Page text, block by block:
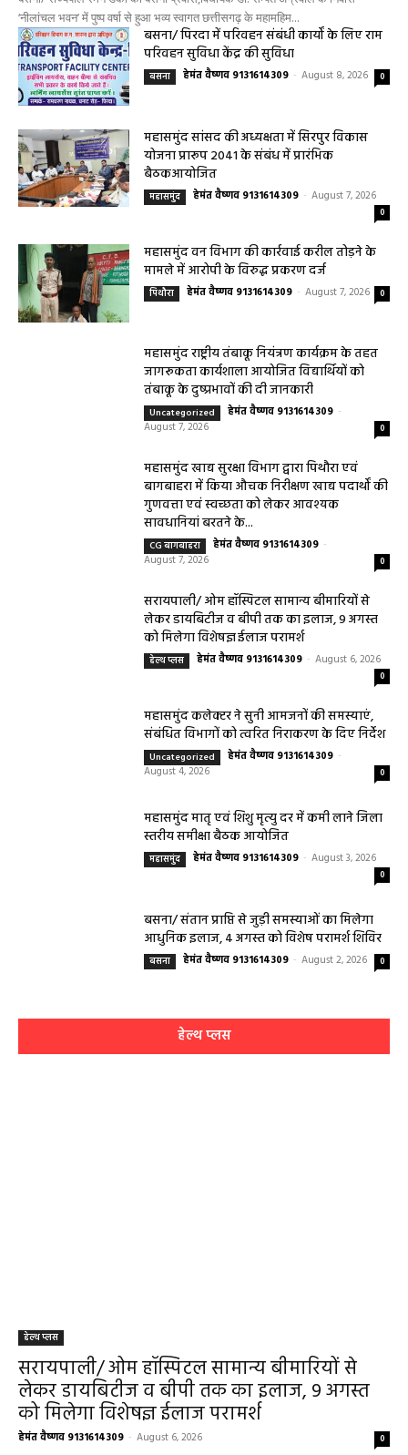
‘नीलांचल भवन’ में पुष्प वर्षा से हुआ भव्य स्वागत छत्तीसगढ़ के महामहिम...
बसना/ पिरदा में परिवहन संबंधी कार्यों के लिए राम
परिवहन सुविधा केंद्र की सुविधा
बसना हेमंत वैष्णव 9131614309 - August 8, 2026 0
महासमुंद सांसद की अध्यक्षता में सिरपुर विकास
योजना प्रारूप 2041 के संबंध में प्रारंभिक
बैठकआयोजित
महासमुंद हेमंत वैष्णव 9131614309 - August 7, 2026
0
महासमुंद वन विभाग की कार्रवाई करील तोड़ने के
मामले में आरोपी के विरुद्ध प्रकरण दर्ज
पिथौरा हेमंत वैष्णव 9131614309 - August 7, 2026 0
महासमुंद राष्ट्रीय तंबाकू नियंत्रण कार्यक्रम के तहत
जागरूकता कार्यशाला आयोजित विद्यार्थियों को
तंबाकू के दुष्प्रभावों की दी जानकारी
Uncategorized हेमंत वैष्णव 9131614309 -
August 7, 2026
0
महासमुंद खाद्य सुरक्षा विभाग द्वारा पिथौरा एवं
बागबाहरा में किया औचक निरीक्षण खाद्य पदार्थों की
गुणवत्ता एवं स्वच्छता को लेकर आवश्यक
सावधानियां बरतने के...
CG बागबाहरा हेमंत वैष्णव 9131614309 -
August 7, 2026
0
सरायपाली/ ओम हॉस्पिटल सामान्य बीमारियों से
लेकर डायबिटीज व बीपी तक का इलाज, 9 अगस्त
को मिलेगा विशेषज्ञ ईलाज परामर्श
हेल्थ प्लस हेमंत वैष्णव 9131614309 - August 6, 2026
0
महासमुंद कलेक्टर ने सुनी आमजनों की समस्याएं,
संबंधित विभागों को त्वरित निराकरण के दिए निर्देश
Uncategorized हेमंत वैष्णव 9131614309 -
August 4, 2026
0
महासमुंद मातृ एवं शिशु मृत्यु दर में कमी लाने जिला
स्तरीय समीक्षा बैठक आयोजित
महासमुंद हेमंत वैष्णव 9131614309 - August 3, 2026
0
बसना/ संतान प्राप्ति से जुड़ी समस्याओं का मिलेगा
आधुनिक इलाज, 4 अगस्त को विशेष परामर्श शिविर
बसना हेमंत वैष्णव 9131614309 - August 2, 2026 0
हेल्थ प्लस
हेल्थ प्लस
सरायपाली/ ओम हॉस्पिटल सामान्य बीमारियों से
लेकर डायबिटीज व बीपी तक का इलाज, 9 अगस्त
को मिलेगा विशेषज्ञ ईलाज परामर्श
हेमंत वैष्णव 9131614309 - August 6, 2026 0